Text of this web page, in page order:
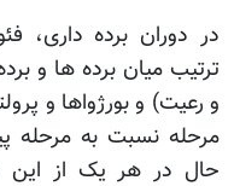
در دوران برده داری،
ترتیب میان برده ها و
و رعیت) و بورژواها و
مرحله نسبت به مرحله
حال در هر یک از این